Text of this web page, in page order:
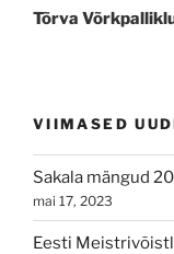
Post
Tõrva
VIIMASED
Sakala mängud
mai 17, 2023
Eesti